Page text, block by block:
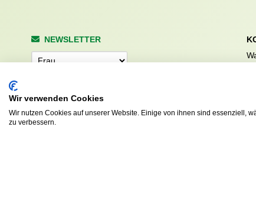
NEWSLETTER
Anrede
Abonnieren
Wir verwenden Cookies
Wir nutzen Cookies auf unserer Website. Einige von ihnen sind essenziell,
zu verbessern.